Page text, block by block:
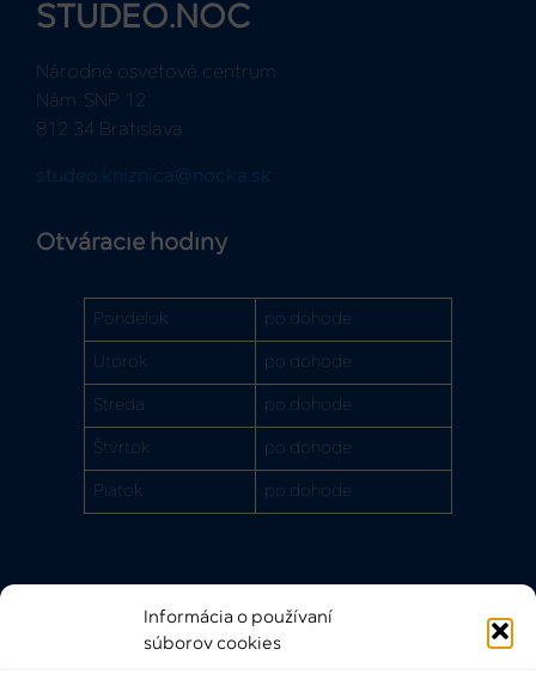
Informácia o používaní
súborov cookies
STUDEO.NOC
Národné osvetové centrum
Nám. SNP 12
812 34 Bratislava
studeo.kniznica@nocka.sk
Otváracie hodiny
Pondelok po dohode
Utorok po dohode
Streda po dohode
Štvrtok po dohode
Piatok po dohode
Rýchle odkazy